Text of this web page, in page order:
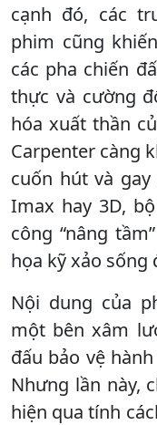
cạnh đó, các
phim cũng
các pha chiến
thực và cường
hóa xuất thần
Carpenter càng
cuốn hút và
Imax hay 3D,
công “nâng
họa kỹ xảo sống
Nội dung của
một bên xâm
đấu bảo vệ
Nhưng lần này,
hiện qua tính